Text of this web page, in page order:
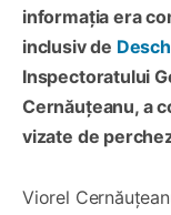
informația era
inclusiv de
Inspectoratului
Cernăuțeanu, a
vizate de
Viorel